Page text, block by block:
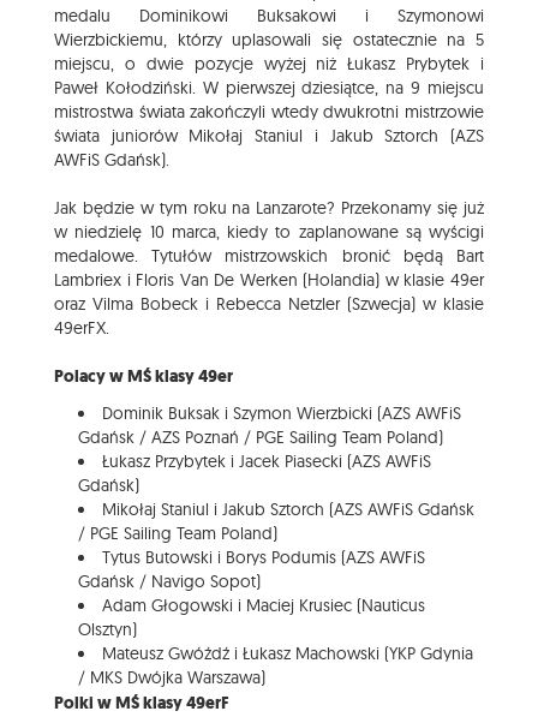
medalu Dominikowi Buksakowi i Szymonowi
Wierzbickiemu, którzy uplasowali się ostatecznie na 5
miejscu, o dwie pozycje wyżej niż Łukasz Prybytek i
Paweł Kołodziński. W pierwszej dziesiątce, na 9 miejscu
mistrostwa świata zakończyli wtedy dwukrotni mistrzowie
świata juniorów Mikołaj Staniul i Jakub Sztorch (AZS
AWFiS Gdańsk).
Jak będzie w tym roku na Lanzarote? Przekonamy się już
w niedzielę 10 marca, kiedy to zaplanowane są wyścigi
medalowe. Tytułów mistrzowskich bronić będą Bart
Lambriex i Floris Van De Werken (Holandia) w klasie 49er
oraz Vilma Bobeck i Rebecca Netzler (Szwecja) w klasie
49erFX.
Polacy w MŚ klasy 49er
Dominik Buksak i Szymon Wierzbicki (AZS AWFiS
Gdańsk / AZS Poznań / PGE Sailing Team Poland)
Łukasz Przybytek i Jacek Piasecki (AZS AWFiS
Gdańsk)
Mikołaj Staniul i Jakub Sztorch (AZS AWFiS Gdańsk
/ PGE Sailing Team Poland)
Tytus Butowski i Borys Podumis (AZS AWFiS
Gdańsk / Navigo Sopot)
Adam Głogowski i Maciej Krusiec (Nauticus
Olsztyn)
Mateusz Gwóźdź i Łukasz Machowski (YKP Gdynia
/ MKS Dwójka Warszawa)
Polki w MŚ klasy 49erF